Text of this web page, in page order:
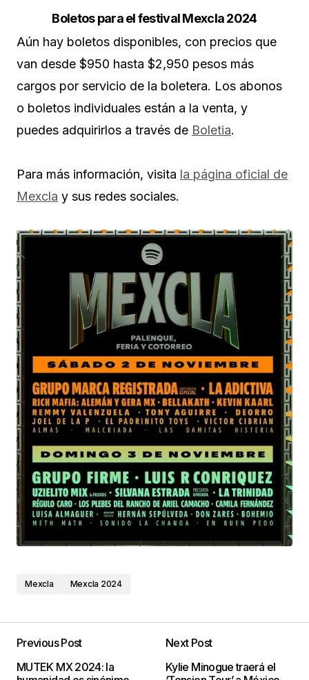
Boletos para el festival Mexcla 2024
Aún hay boletos disponibles, con precios que
van desde $950 hasta $2,950 pesos más
cargos por servicio de la boletera. Los abonos
o boletos individuales están a la venta, y
puedes adquirirlos a través de Boletia.
Para más información, visita la página oficial de
Mexcla y sus redes sociales.
Mexcla Mexcla 2024
Previous Post
MUTEK MX 2024: la
Next Post
Kylie Minogue traerá el